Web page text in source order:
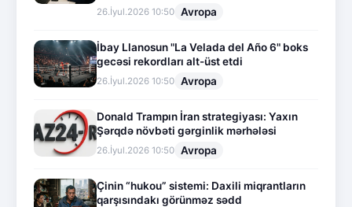
26.İyul.2026 10:50 Avropa
İbay Llanosun "La Velada del Año 6" boks
gecəsi rekordları alt-üst etdi
26.İyul.2026 10:50 Avropa
Donald Trampın İran strategiyası: Yaxın
Şərqdə növbəti gərginlik mərhələsi
26.İyul.2026 10:50 Avropa
Çinin “hukou” sistemi: Daxili miqrantların
qarşısındakı görünməz sədd